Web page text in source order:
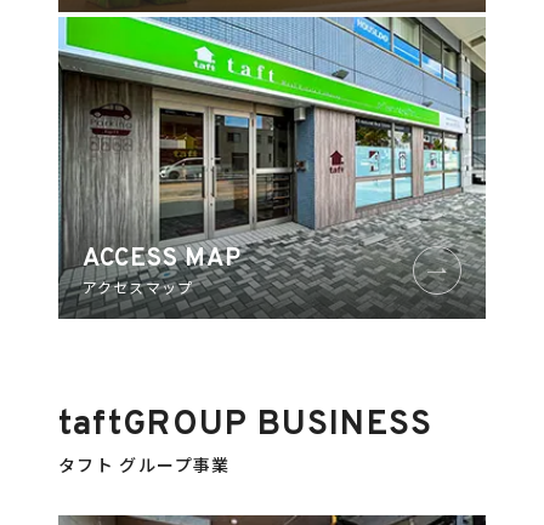
COMPANY
ACCESS MAP
アクセスマップ
taftGROUP BUSINESS
タフト グループ事業